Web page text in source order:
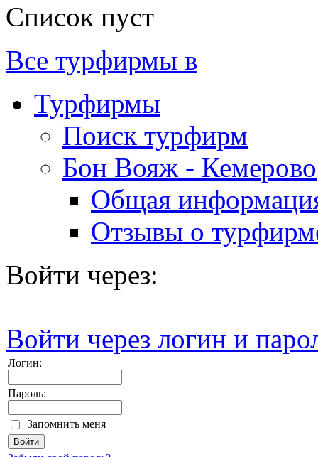
Список пуст
Все турфирмы в
Турфирмы
Поиск турфирм
Бон Вояж - Кемерово
Общая
Отзывы о
Войти через:
Войти через логин и
Логин:
Пароль:
Запомнить меня